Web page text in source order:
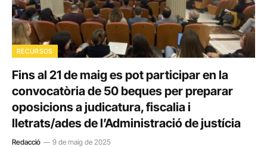
RECURSOS
Fins al 21 de maig es pot participar en la
convocatòria de 50 beques per preparar
oposicions a judicatura, fiscalia i
lletrats/ades de l’Administració de justícia
Redacció 9 de maig de 2025